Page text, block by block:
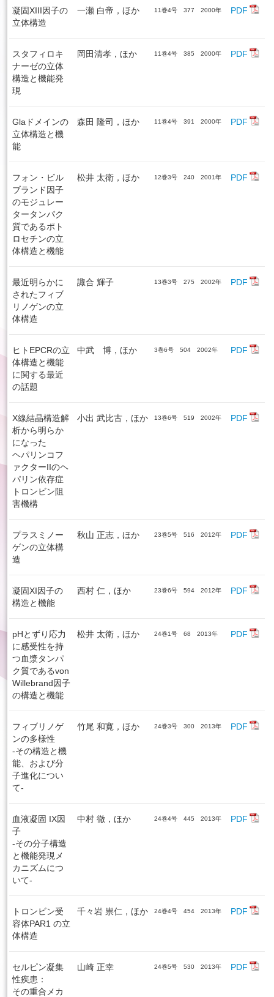
凝固XIII因子の
立体構造
一瀬 白帝，ほか 11巻4号 377 2000年 PDF
スタフィロキ
ナーゼの立体
構造と機能発
現
岡田清孝，ほか 11巻4号 385 2000年 PDF
Glaドメインの
立体構造と機
能
森田 隆司，ほか 11巻4号 391 2000年 PDF
フォン・ビル
ブランド因子
のモジュレー
タータンパク
質であるポト
ロセチンの立
体構造と機能
松井 太衛，ほか 12巻3号 240 2001年 PDF
最近明らかに
されたフィブ
リノゲンの立
体構造
諏合 輝子 13巻3号 275 2002年 PDF
ヒトEPCRの立
体構造と機能
に関する最近
の話題
中武 博，ほか 3巻6号 504 2002年 PDF
X線結晶構造解
析から明らか
になった
ヘパリンコフ
ァクターIIのヘ
パリン依存症
トロンビン阻
害機構
小出 武比古，ほか 13巻6号 519 2002年 PDF
プラスミノー
ゲンの立体構
造
秋山 正志，ほか 23巻5号 516 2012年 PDF
凝固XI因子の
構造と機能
西村 仁，ほか 23巻6号 594 2012年 PDF
pHとずり応力
に感受性を持
つ血漿タンパ
ク質であるvon
Willebrand因子
の構造と機能
松井 太衛，ほか 24巻1号 68 2013年 PDF
フィブリノゲ
ンの多様性
-その構造と機
能、および分
子進化につい
て-
竹尾 和寛，ほか 24巻3号 300 2013年 PDF
血液凝固 IX因
子
-その分子構造
と機能発現メ
カニズムにつ
いて-
中村 徹，ほか 24巻4号 445 2013年 PDF
トロンビン受
容体PAR1 の立
体構造
千々岩 祟仁，ほか 24巻4号 454 2013年 PDF
セルピン凝集
性疾患：
その重合メカ
山崎 正幸 24巻5号 530 2013年 PDF